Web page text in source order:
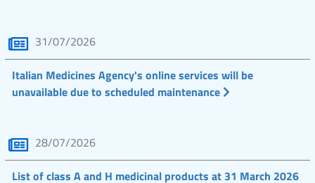
31/07/2026
Italian Medicines Agency's online services will be
unavailable due to scheduled maintenance
28/07/2026
List of class A and H medicinal products at 31 March 2026